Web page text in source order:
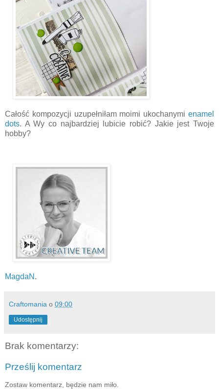
Całość kompozycji uzupełniłam moimi ukochanymi enamel
dots. A Wy co najbardziej lubicie robić? Jakie jest Twoje
hobby?
MagdaN .
Craftomania o 09:00
Udostępnij
Brak komentarzy:
Prześlij komentarz
Zostaw komentarz, będzie nam miło.